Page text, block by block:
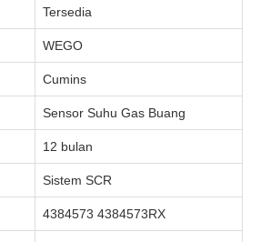
Tersedia
WEGO
Cumins
Sensor Suhu Gas Buang
12 bulan
Sistem SCR
4384573 4384573RX